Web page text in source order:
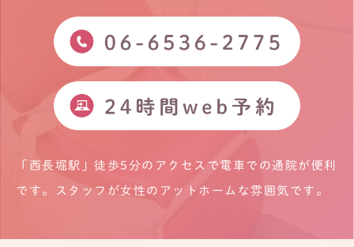
「西長堀駅」徒歩5分のアクセスで電車での通院が便利
です。 スタッフが女性のアットホームな雰囲気です。